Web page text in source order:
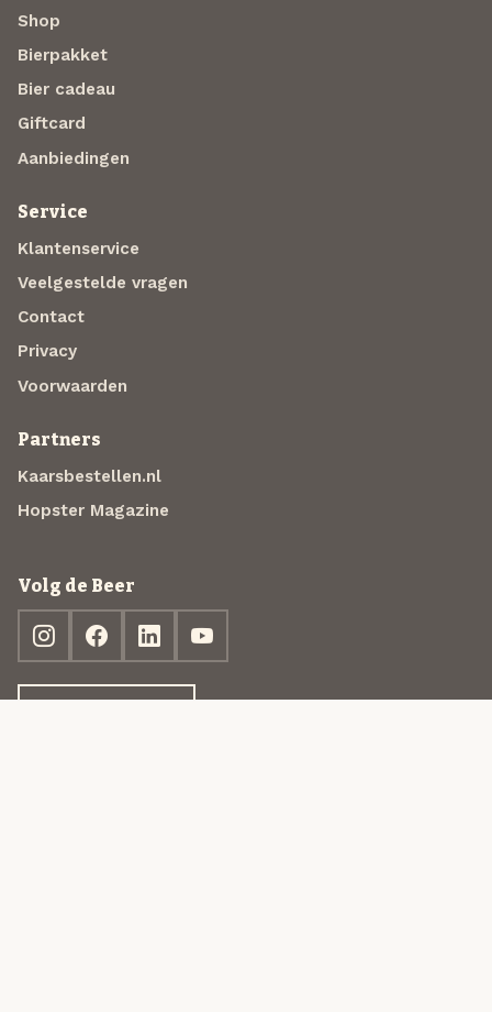
Shop
Bierpakket
Bier cadeau
Giftcard
Aanbiedingen
Service
Klantenservice
Veelgestelde vragen
Contact
Privacy
Voorwaarden
Partners
Kaarsbestellen.nl
Hopster Magazine
Volg de Beer